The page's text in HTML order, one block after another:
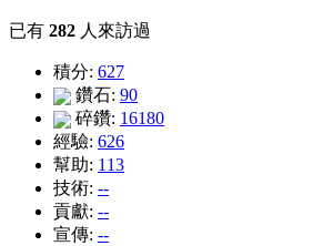
已有 282 人來訪過
積分: 627
鑽石: 90
碎鑽: 16180
經驗: 626
幫助: 113
技術: --
貢獻: --
宣傳: --